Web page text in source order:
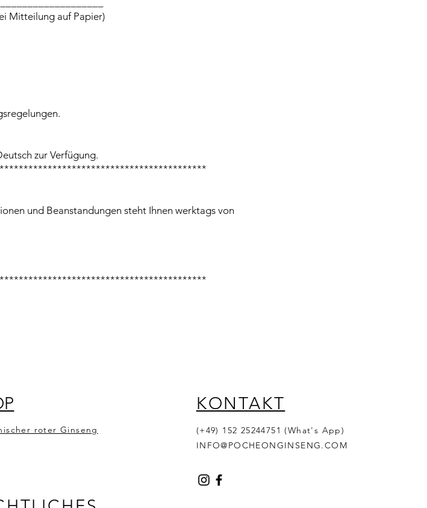
Mitteilung auf Papier)
zur Verfügung.
und Beanstandungen steht Ihnen werktags von
roter Ginseng
KONTAKT
(+49) 152 25244751 (What's App)
INFO@POCHEONGINSENG.COM